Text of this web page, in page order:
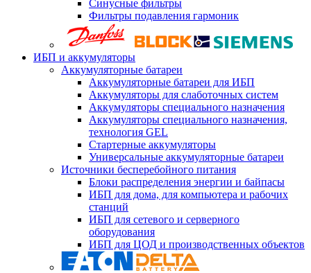
Синусные фильтры
Фильтры подавления гармоник
ИБП и аккумуляторы
Аккумуляторные батареи
Аккумуляторные батареи для ИБП
Аккумуляторы для слаботочных систем
Аккумуляторы специального назначения
Аккумуляторы специального назначения,
технология GEL
Стартерные аккумуляторы
Универсальные аккумуляторные батареи
Источники бесперебойного питания
Блоки распределения энергии и байпасы
ИБП для дома, для компьютера и рабочих
станций
ИБП для сетевого и серверного
оборудования
ИБП для ЦОД и производственных объектов